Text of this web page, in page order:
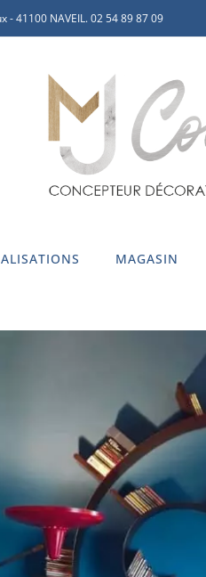
41100 NAVEIL. 02 54 89 87 09
MAGASIN